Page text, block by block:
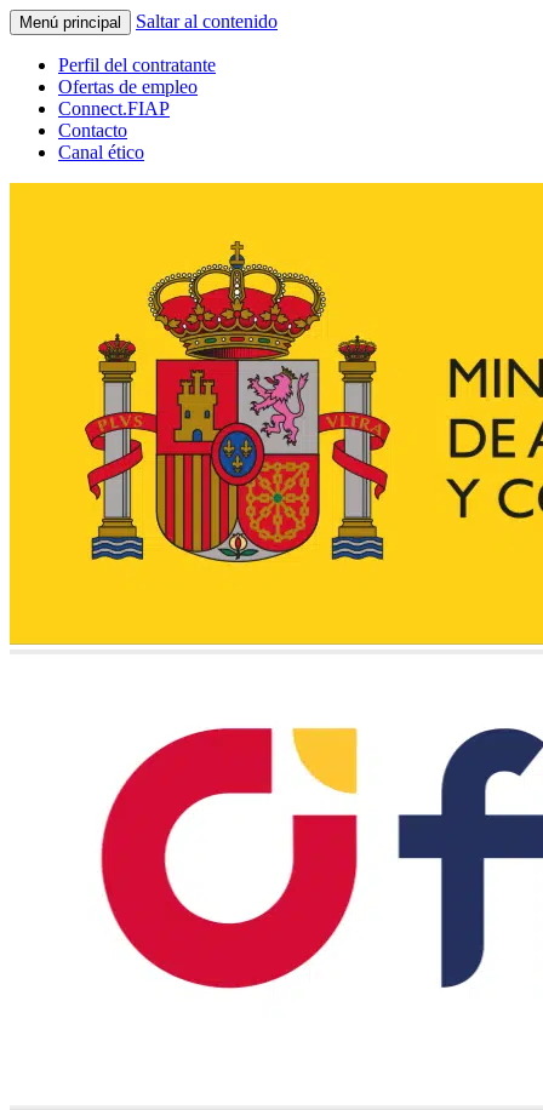
Menú principal Saltar al contenido
Perfil del contratante
Ofertas de empleo
Connect.FIAP
Contacto
Canal ético